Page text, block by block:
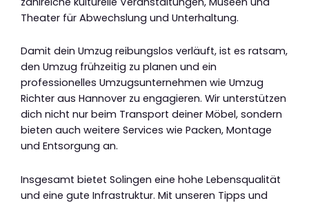
Theater für Abwechslung und Unterhaltung.
Damit dein Umzug reibungslos verläuft, ist es ratsam,
den Umzug frühzeitig zu planen und ein
professionelles Umzugsunternehmen wie Umzug
Richter aus Hannover zu engagieren. Wir unterstützen
dich nicht nur beim Transport deiner Möbel, sondern
bieten auch weitere Services wie Packen, Montage
und Entsorgung an.
Insgesamt bietet Solingen eine hohe Lebensqualität
und eine gute Infrastruktur. Mit unseren Tipps und